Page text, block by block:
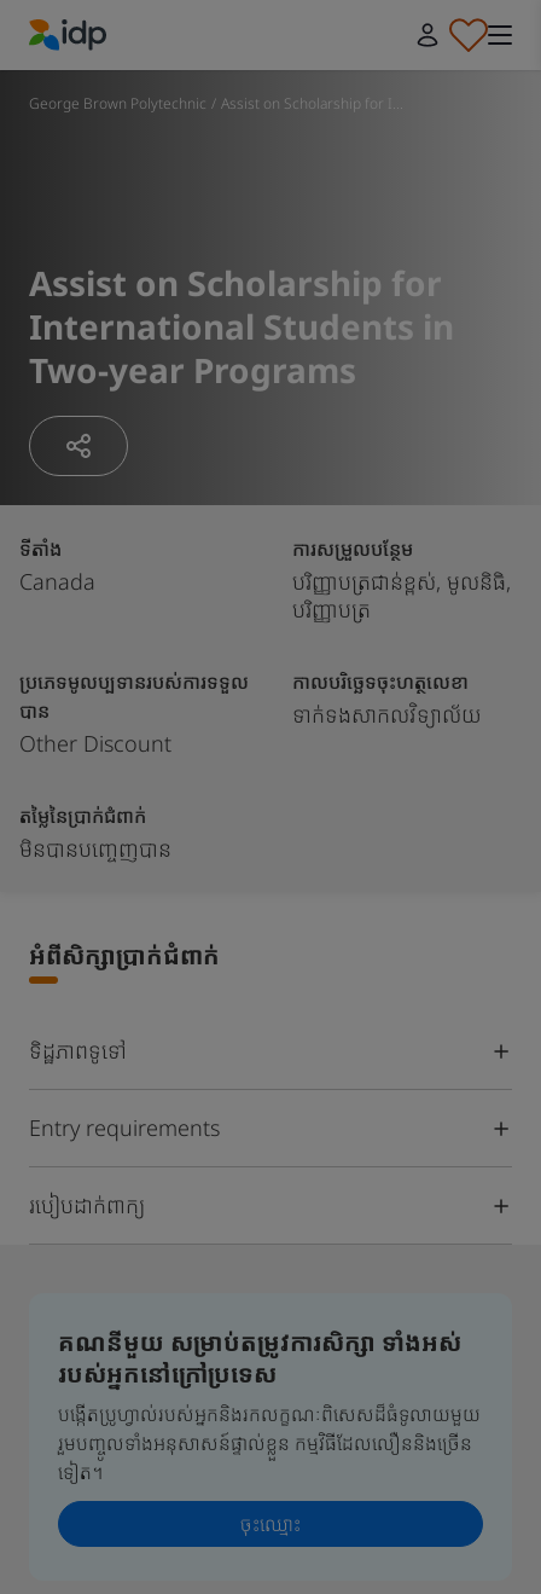
IDP Education
George Brown Polytechnic / Assist on Scholarship for I...
Assist on Scholarship for
International Students in
Two-year Programs
ទីតាំង
Canada
ការសម្រួលបន្ថែម
បរិញ្ញាបត្រជាន់ខ្ពស់, មូលនិធិ,
បរិញ្ញាបត្រ
ប្រភេទមូលប្បទានរបស់ការទទួល
បាន
Other Discount
កាលបរិច្ឆេទចុះហត្ថលេខា
ទាក់ទងសាកលវិទ្យាល័យ
តម្លៃនៃប្រាក់ជំពាក់
មិនបានបញ្ចេញបាន
អំពីសិក្សាប្រាក់ជំពាក់
ទិដ្ឋភាពទូទៅ
Entry requirements
របៀបដាក់ពាក្យ
គណនីមួយ សម្រាប់តម្រូវការសិក្សា ទាំងអស់
របស់អ្នកនៅក្រៅប្រទេស
បង្កើតប្រូហ្វាល់របស់អ្នកនិងរកលក្ខណៈពិសេសដ៏ធំទូលាយមួយ
រួមបញ្ចូលទាំងអនុសាសន៍ផ្ទាល់ខ្លួន កម្មវិធីដែលលឿននិងច្រើន
ទៀត។
ចុះឈ្មោះ